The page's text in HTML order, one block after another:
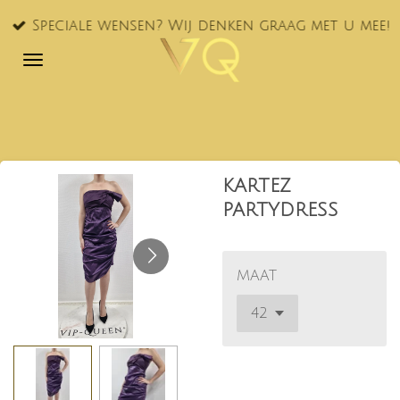
Ga
naar
Speciale wensen? Wij denken graag met u mee!
KARTEZ
PARTYDRESS
MAAT